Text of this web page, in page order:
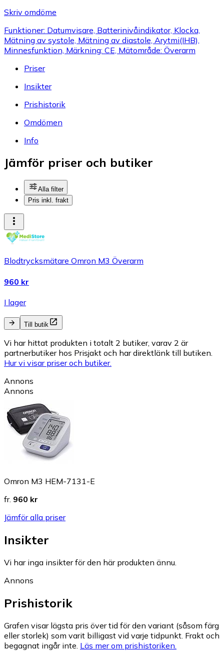
Skriv omdöme
Funktioner: Datumvisare, Batterinivåindikator, Klocka,
Mätning av systole, Mätning av diastole, Arytmi(IHB),
Minnesfunktion, Märkning: CE, Mätområde: Överarm
Priser
Insikter
Prishistorik
Omdömen
Info
Jämför priser och butiker
Alla filter
Pris inkl. frakt
Blodtrycksmätare Omron M3 Överarm
960 kr
I lager
Till butik
Vi har hittat produkten i totalt 2 butiker, varav 2 är
partnerbutiker hos Prisjakt och har direktlänk till butiken.
Hur vi visar priser och butiker.
Annons
Annons
Omron M3 HEM-7131-E
fr. 960 kr
Jämför alla priser
Insikter
Vi har inga insikter för den här produkten ännu.
Annons
Prishistorik
Grafen visar lägsta pris över tid för den variant (såsom färg
eller storlek) som varit billigast vid varje tidpunkt. Frakt och
begagnat ingår inte. Läs mer om prishistoriken.